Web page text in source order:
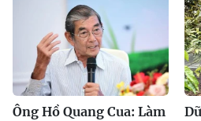
Ông Hồ Quang Cua: Làm